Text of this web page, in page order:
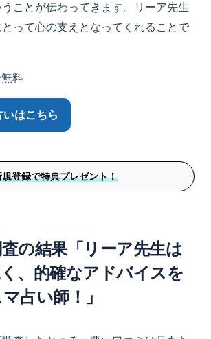
ことが伝わってきます。リーア先生
って心の支えとなってくれることで
料
いはこちら
規登録で特典プレゼント！
の結果「リーア先生は
、的確なアドバイスを
占い師！」